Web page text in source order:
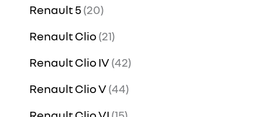
Renault 5 20
Renault Clio 21
Renault Clio IV 42
Renault Clio V 44